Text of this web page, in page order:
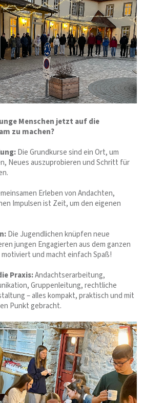
Menschen jetzt auf die
zu machen?
Die Grundkurse sind ein Ort, um
Neues auszuprobieren und Schritt für
Erleben von Andachten,
Impulsen ist Zeit, um den eigenen
Die Jugendlichen knüpfen neue
jungen Engagierten aus dem ganzen
und macht einfach Spaß!
Praxis:Andachtserarbeitung,
Gruppenleitung, rechtliche
– alles kompakt, praktisch und mit
Punkt gebracht.